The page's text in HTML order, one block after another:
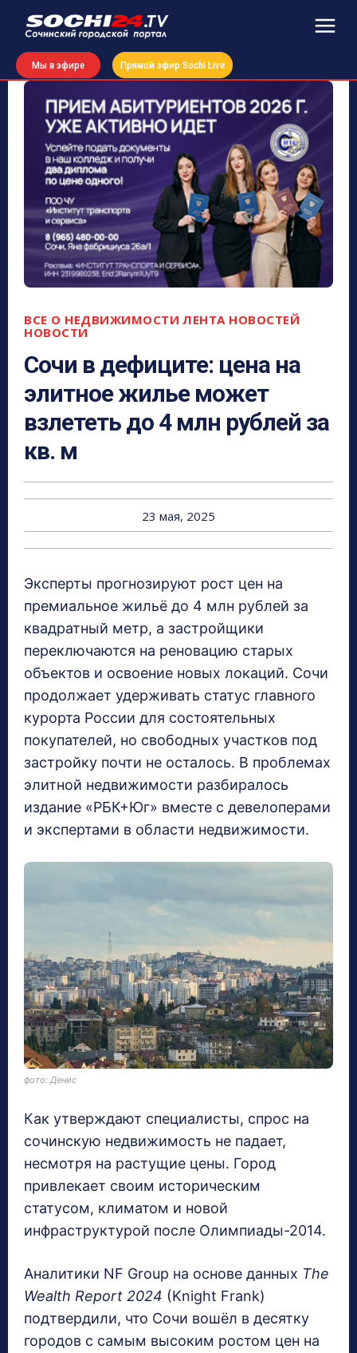
Мы в эфире Прямой эфир Sochi Live
ВСЕ О НЕДВИЖИМОСТИ ЛЕНТА НОВОСТЕЙ
НОВОСТИ
Сочи в дефиците: цена на
элитное жилье может
взлететь до 4 млн рублей за
кв. м
23 мая, 2025
Эксперты прогнозируют рост цен на
премиальное жильё до 4 млн рублей за
квадратный метр, а застройщики
переключаются на реновацию старых
объектов и освоение новых локаций. Сочи
продолжает удерживать статус главного
курорта России для состоятельных
покупателей, но свободных участков под
застройку почти не осталось. В проблемах
элитной недвижимости разбиралось
издание «РБК+Юг» вместе с девелоперами
и экспертами в области недвижимости.
фото: Денис
Как утверждают специалисты, спрос на
сочинскую недвижимость не падает,
несмотря на растущие цены. Город
привлекает своим историческим
статусом, климатом и новой
инфраструктурой после Олимпиады-2014.
Аналитики NF Group на основе данных The
Wealth Report 2024 (Knight Frank)
подтвердили, что Сочи вошёл в десятку
городов с самым высоким ростом цен на